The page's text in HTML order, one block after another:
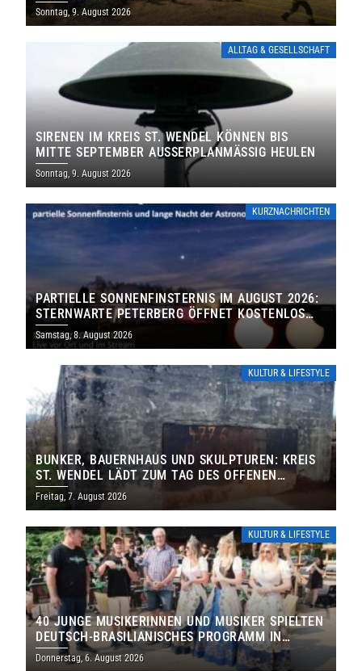
Sonntag, 9. August 2026
ALLTAG & GESELLSCHAFT
SIRENEN IM KREIS ST. WENDEL KÖNNEN BIS
MITTE SEPTEMBER AUSSERPLANMÄSSIG HEULEN
Sonntag, 9. August 2026
KURZNACHRICHTEN
PARTIELLE SONNENFINSTERNIS IM AUGUST 2026:
STERNWARTE PETERBERG ÖFFNET KOSTENLOS
IHRE TORE
Samstag, 8. August 2026
KULTUR & LIFESTYLE
BUNKER, BAUERNHAUS UND SKULPTUREN: KREIS
ST. WENDEL LÄDT ZUM TAG DES OFFENEN
DENKMALS EIN
Freitag, 7. August 2026
KULTUR & LIFESTYLE
40 JUNGE MUSIKERINNEN UND MUSIKER SPIELTEN
DEUTSCH-BRASILIANISCHES PROGRAMM IN
THOLEY
Donnerstag, 6. August 2026